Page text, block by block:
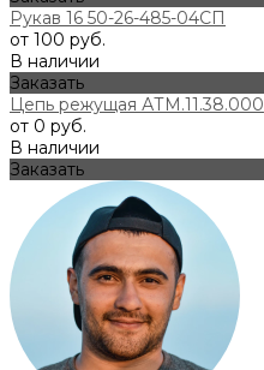
Рукав 16 50-26-485-04СП
от 100 руб.
В наличии
Заказать
Цепь режущая АТМ.11.38.000
от 0 руб.
В наличии
Заказать